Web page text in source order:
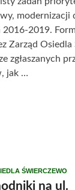
modernizacji
2019.
Zarząd
zgłaszanych
jak …
ŚWIERCZEWO
na ul.